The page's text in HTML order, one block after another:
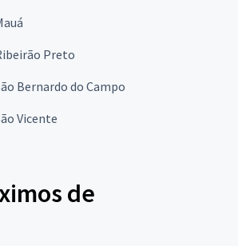
Preto
Bernardo do Campo
Vicente
de